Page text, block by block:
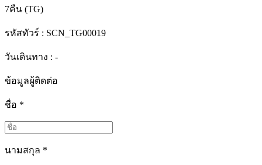
7คืน (TG)
รหัสทัวร์ : SCN_TG00019
วันเดินทาง : -
ข้อมูลผู้ติดต่อ
ชื่อ *
นามสกุล *